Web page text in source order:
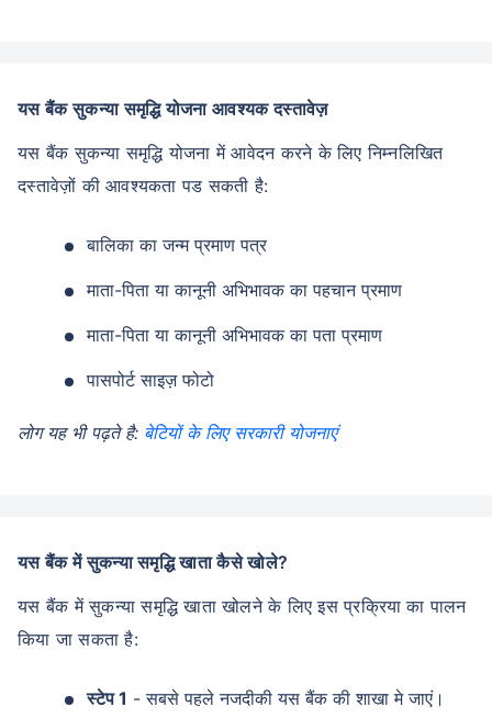
यस बैंक सुकन्या समृद्धि योजना आवश्यक दस्तावेज़
यस बैंक सुकन्या समृद्धि योजना में आवेदन करने के लिए निम्नलिखित
दस्तावेज़ों की आवश्यकता पड सकती है:
बालिका का जन्म प्रमाण पत्र
माता-पिता या कानूनी अभिभावक का पहचान प्रमाण
माता-पिता या कानूनी अभिभावक का पता प्रमाण
पासपोर्ट साइज़ फोटो
लोग यह भी पढ़ते है: बेटियों के लिए सरकारी योजनाएं
यस बैंक में सुकन्या समृद्धि खाता कैसे खोले?
यस बैंक में सुकन्या समृद्धि खाता खोलने के लिए इस प्रक्रिया का पालन
किया जा सकता है:
स्टेप 1 - सबसे पहले नजदीकी यस बैंक की शाखा मे जाएं।